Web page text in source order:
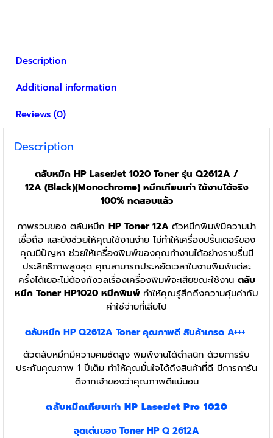
Description
Additional information
Reviews (0)
Description
ตลับหมึก HP LaserJet 1020 Toner รุ่น Q2612A /
12A (Black)(Monochrome) หมึกเทียบเท่า ใช้งานได้จริง
100% ทดสอบแล้ว
ภาพรวมของ ตลับหมึก HP Toner 12A ตัวหมึกพิมพ์มีความน่า
เชื่อถือ และยังช่วยให้คุณใช้งานง่าย ไม่ทำให้เครื่องปริ้นเตอร์ของ
คุณมีปัญหา ช่วยให้เครื่องพิมพ์ของคุณทำงานได้อย่างราบรื่นมี
ประสิทธิภาพสูงสุด คุณสามารถประหยัดเวลาในงานพิมพ์แต่ละ
ครั้งได้เยอะไม่ต้องกังวลเรื่องเครื่องพิมพ์จะเสียขณะใช้งาน ตลับ
หมึก Toner HP1020 หมึกพิมพ์ ทำให้คุณรู้สึกถึงความคุ้มค่ากับ
ค่าใช่จ่ายที่เสียไป
ตลับหมึก HP Q2612A Tonerคุณภาพดี สินค้าเกรด A+++
ตัวตลับหมึกมีความคมชัดสูง พิมพ์งานได้ดำสนิท ด้วยการรับ
ประกันคุณภาพ 1 ปีเต็ม ทำให้คุณมั่นใจได้ถึงสินค้าที่ดี มีการการัน
ตีจากเจ้าของว่าคุณภาพดีแน่นอน
ตลับหมึกเทียบเท่า HP LaserJet Pro 1020
จุดเด่นของ TonerHP Q 2612A